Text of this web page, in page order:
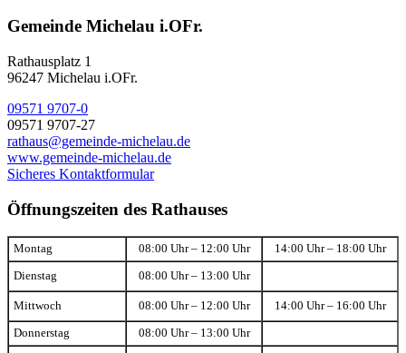
Gemeinde Michelau i.OFr.
Rathausplatz 1
96247 Michelau i.OFr.
09571 9707-0
09571 9707-27
rathaus@gemeinde-michelau.de
www.gemeinde-michelau.de
Sicheres Kontaktformular
Öffnungszeiten des Rathauses
Montag 08:00 Uhr – 12:00 Uhr 14:00 Uhr – 18:00 Uhr
Dienstag 08:00 Uhr – 13:00 Uhr
Mittwoch 08:00 Uhr – 12:00 Uhr 14:00 Uhr – 16:00 Uhr
Donnerstag 08:00 Uhr – 13:00 Uhr